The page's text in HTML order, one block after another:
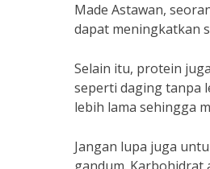
Made Astawan,
dapat meningkatkan
Selain itu, protein
seperti daging tanpa
lebih lama sehingga
Jangan lupa juga